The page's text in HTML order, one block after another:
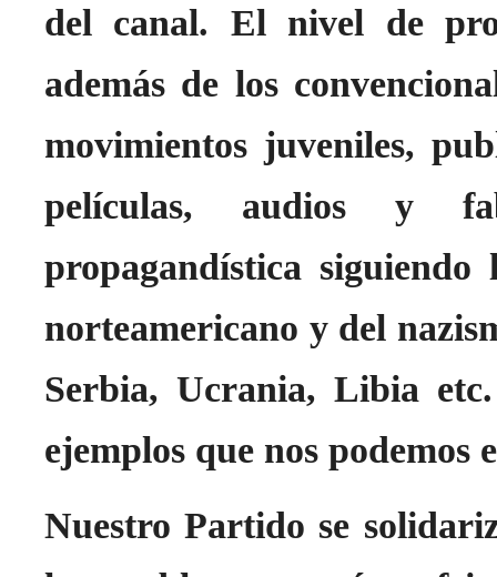
del canal. El nivel de
además de los
movimientos juveniles,
películas, audios y
propagandística
norteamericano y del
Serbia, Ucrania, Libia
ejemplos que nos podemos
Nuestro Partido se